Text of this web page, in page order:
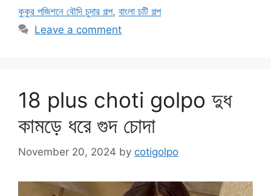
কুকুর পজিশনে বৌদি চুদার গল্প, বাংলা চটি গল্প
Leave a comment
18 plus choti golpo দুধ
কামড়ে ধরে গুদ চোদা
November 20, 2024 by cotigolpo